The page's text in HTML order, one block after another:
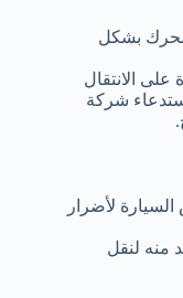
بشكل
الانتقال
شركة
لأضرار
منه لنقل